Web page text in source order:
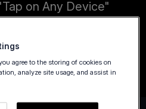
on Any Device"
e serviços de
agree to the storing of cookies on
analyze site usage, and assist in